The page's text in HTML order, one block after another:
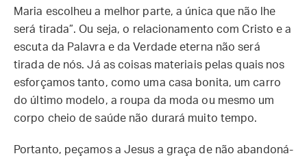
Maria escolheu a melhor parte, a única que não lhe
será tirada”. Ou seja, o relacionamento com Cristo e a
escuta da Palavra e da Verdade eterna não será
tirada de nós. Já as coisas materiais pelas quais nos
esforçamos tanto, como uma casa bonita, um carro
do último modelo, a roupa da moda ou mesmo um
corpo cheio de saúde não durará muito tempo.
Portanto, peçamos a Jesus a graça de não abandoná-